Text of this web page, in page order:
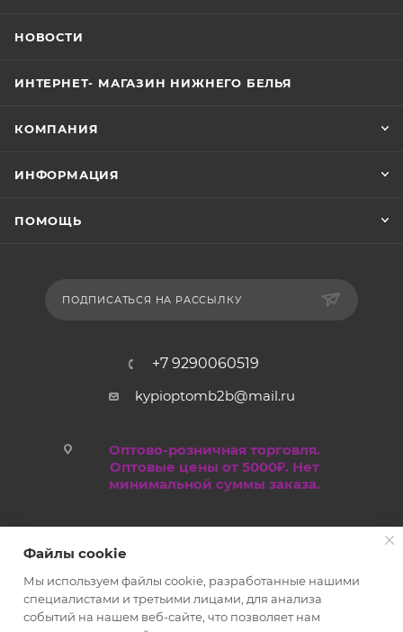
НОВОСТИ
ИНТЕРНЕТ- МАГАЗИН НИЖНЕГО БЕЛЬЯ
КОМПАНИЯ
ИНФОРМАЦИЯ
ПОМОЩЬ
ПОДПИСАТЬСЯ НА РАССЫЛКУ
+7 9290060519
kypioptomb2b@mail.ru
Оптово-розничная торговля.
Оптовые цены от 5000₽. Нет
минимальной суммы заказа.
Файлы cookie
Мы используем файлы cookie, разработанные нашими
специалистами и третьими лицами, для анализа
событий на нашем веб-сайте, что позволяет нам